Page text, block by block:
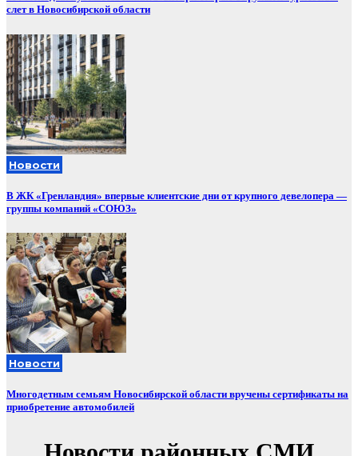
слет в Новосибирской области
Новости
В ЖК «Гренландия» впервые клиентские дни от крупного девелопера —
группы компаний «СОЮЗ»
Новости
Многодетным семьям Новосибирской области вручены сертификаты на
приобретение автомобилей